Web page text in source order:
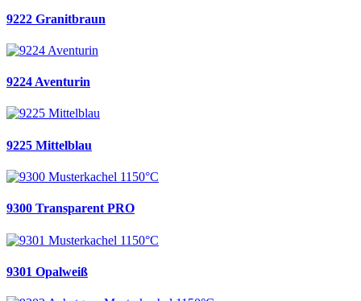
9222 Granitbraun
9224 Aventurin
9225 Mittelblau
9300 Transparent PRO
9301 Opalweiß